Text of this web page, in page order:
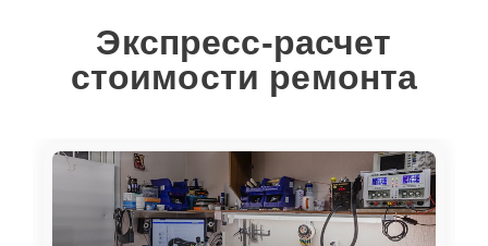
Экспресс-расчет
стоимости ремонта